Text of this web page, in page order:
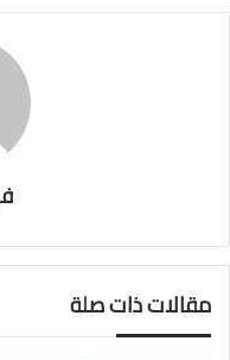
مقالات ذات صلة